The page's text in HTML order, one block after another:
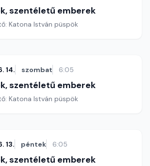
szentéletű emberek
Katona István püspök
14. szombat 6:05
szentéletű emberek
Katona István püspök
13. péntek 6:05
szentéletű emberek